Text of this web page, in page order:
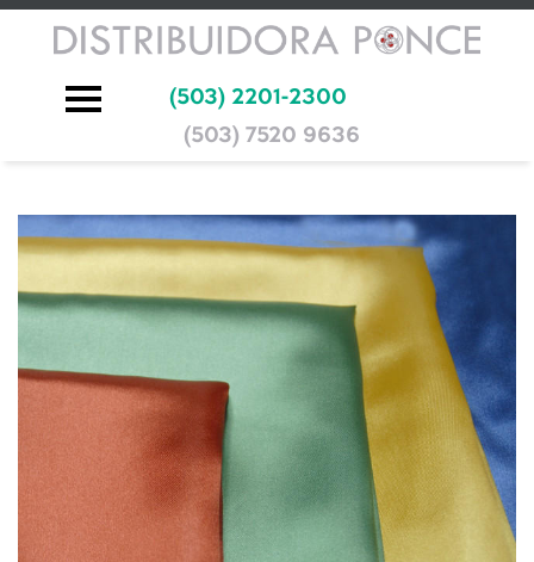
(503) 2201-2300
(503) 7520 9636